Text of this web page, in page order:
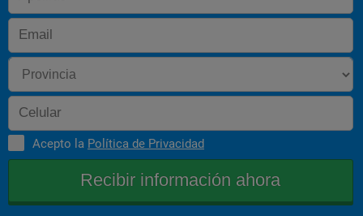
Acepto la Política de Privacidad